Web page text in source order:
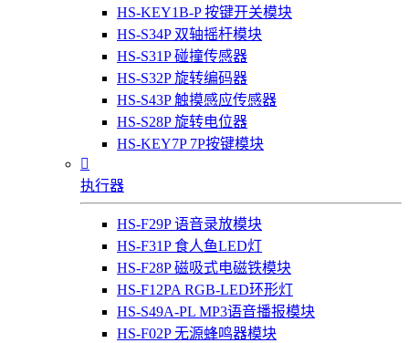
HS-KEY1B-P 按键开关模块
HS-S34P 双轴摇杆模块
HS-S31P 碰撞传感器
HS-S32P 旋转编码器
HS-S43P 触摸感应传感器
HS-S28P 旋转电位器
HS-KEY7P 7P按键模块

执行器
HS-F29P 语音录放模块
HS-F31P 食人鱼LED灯
HS-F28P 磁吸式电磁铁模块
HS-F12PA RGB-LED环形灯
HS-S49A-PL MP3语音播报模块
HS-F02P 无源蜂鸣器模块